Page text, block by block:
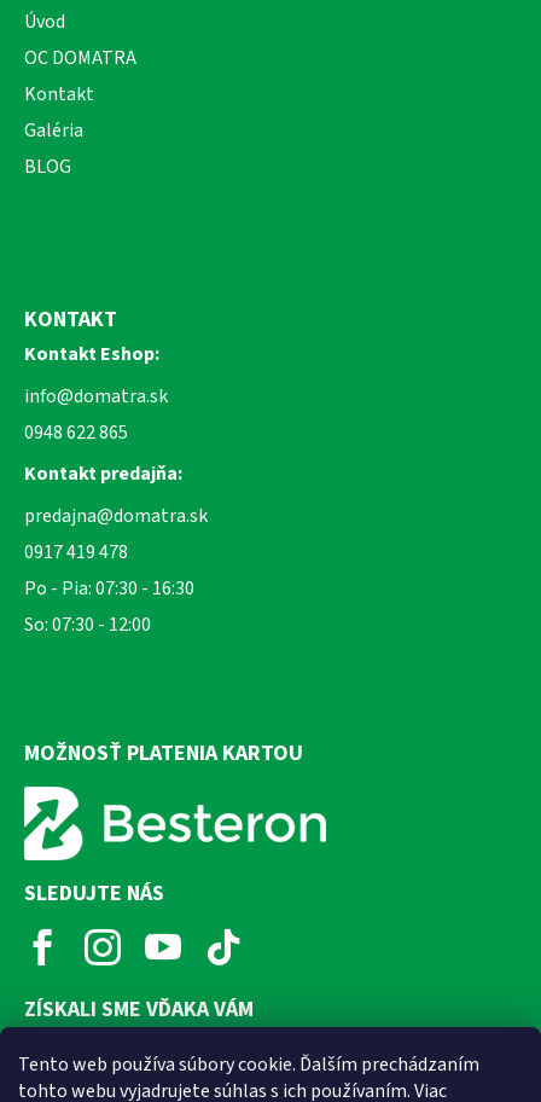
Tento web používa súbory cookie. Ďalším prechádzaním
tohto webu vyjadrujete súhlas s ich používaním. Viac
Úvod
OC DOMATRA
Kontakt
Galéria
BLOG
KONTAKT
Kontakt Eshop:
info@domatra.sk
0948 622 865
Kontakt predajňa:
predajna@domatra.sk
0917 419 478
Po - Pia: 07:30 - 16:30
So: 07:30 - 12:00
MOŽNOSŤ PLATENIA KARTOU
SLEDUJTE NÁS
ZÍSKALI SME VĎAKA VÁM